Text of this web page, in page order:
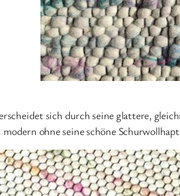
sich durch seine glattere,
ohne seine schöne